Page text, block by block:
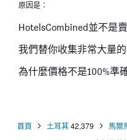
原因是：
HotelsCombined並不是
我們替你收集非常大量
為什麼價格不是100%準
首頁 土耳其42,379 馬爾